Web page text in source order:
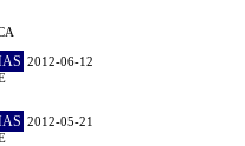
2012-06-12
2012-05-21